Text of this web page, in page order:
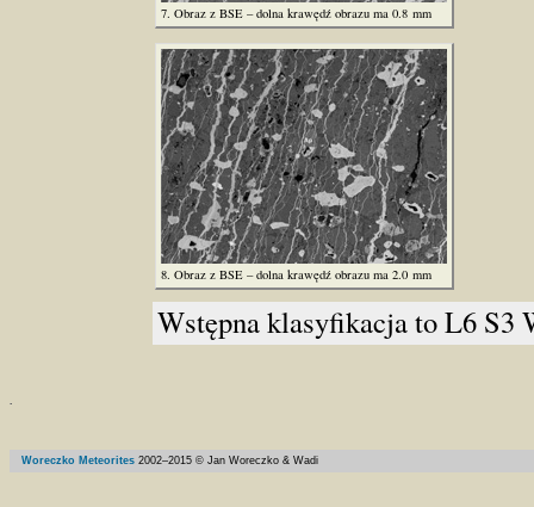
7. Obraz z BSE – dolna krawędź obrazu ma 0.8 mm
8. Obraz z BSE – dolna krawędź obrazu ma 2.0 mm
Wstępna klasyfikacja to L6 S3
Woreczko Meteorites 2002–2015 © Jan Woreczko & Wadi